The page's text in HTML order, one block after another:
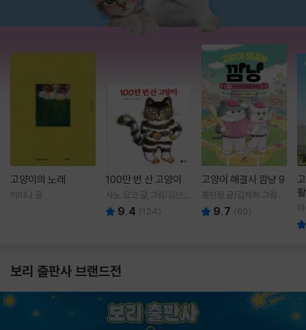
고양이의 노래
이미나 글
100만 번 산 고양이
사노 요코 글,그림/김난주
역 9.4 (124)
고양이 해결사 깜냥 9
홍민정 글/김재희 그림
9.7 (60)
보리 출판사 브랜드전